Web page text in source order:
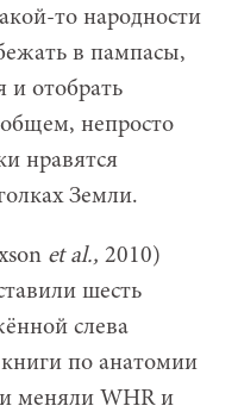
то народности
в пампасы,
и отобрать
непросто
нравятся
Земли.
et al., 2010)
шесть
слева
по анатомии
меняли WHR и